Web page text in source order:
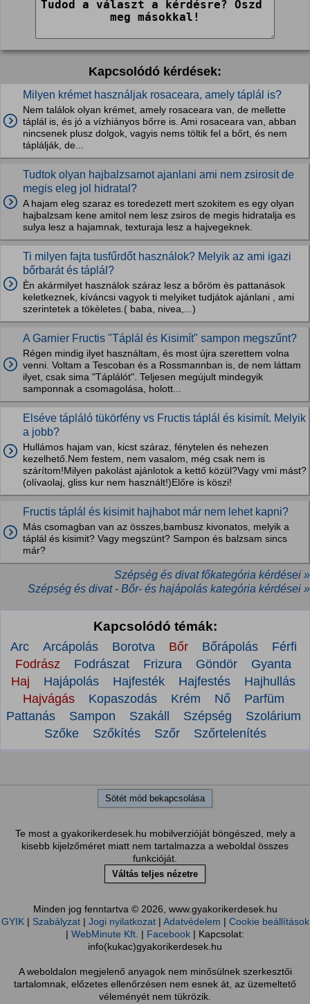
Kapcsolódó kérdések:
Milyen krémet használjak rosaceara, amely táplál is?
Nem találok olyan krémet, amely rosaceara van, de mellette
táplál is, és jó a vízhiányos bőrre is. Ami rosaceara van, abban
nincsenek plusz dolgok, vagyis nems töltik fel a bőrt, és nem
táplálják, de...
Tudtok olyan hajbalzsamot ajanlani ami nem zsirosit de
megis eleg jol hidratal?
A hajam eleg szaraz es toredezett mert szokitem es egy olyan
hajbalzsam kene amitol nem lesz zsiros de megis hidratalja es
sulya lesz a hajamnak, texturaja lesz a hajvegeknek.
Ti milyen fajta tusfűrdőt használok? Melyik az ami igazi
bőrbarát és táplál?
Èn akármilyet használok száraz lesz a bőröm ès pattanások
keletkeznek, kíváncsi vagyok ti melyiket tudjátok ajánlani , ami
szerintetek a tökèletes.( baba, nivea,...)
A Garnier Fructis "Táplál és Kisimít" sampon megszűnt?
Régen mindig ilyet használtam, és most újra szerettem volna
venni. Voltam a Tescoban és a Rossmannban is, de nem láttam
ilyet, csak sima "Táplálót". Teljesen megújult mindegyik
samponnak a csomagolása, holott...
Elséve tápláló tükörfény vs Fructis táplál és kisimít. Melyik
a jobb?
Hullámos hajam van, kicst száraz, fénytelen és nehezen
kezelhető.Nem festem, nem vasalom, még csak nem is
szárítom!Milyen pakolást ajánlotok a kettő közül?Vagy vmi mást?
(olívaolaj, gliss kur nem használt!)Előre is köszi!
Fructis táplál és kisimit hajhabot már nem lehet kapni?
Más csomagban van az összes,bambusz kivonatos, melyik a
táplál és kisimit? Vagy megszünt? Sampon és balzsam sincs
már?
Szépség és divat főkategória kérdései »
Szépség és divat - Bőr- és hajápolás kategória kérdései »
Kapcsolódó témák:
Arc Arcápolás Borotva Bőr Bőrápolás
Férfi
Fodrász
Fodrászat Frizura Göndör
Gyanta
Haj
Hajápolás Hajfesték Hajfestés
Hajhullás
Hajvágás
Kopaszodás Krém Nő
Parfüm
Pattanás
Sampon Szakáll Szépség
Szolárium
Szőke
Szőkítés Szőr Szőrtelenítés
Sötét mód bekapcsolása
Te most a gyakorikerdesek.hu mobilverzióját böngészed, mely a
kisebb kijelzőméret miatt nem tartalmazza a weboldal összes
funkcióját.
Váltás teljes nézetre
Minden jog fenntartva © 2026, www.gyakorikerdesek.hu
GYIK| Szabályzat| Jogi nyilatkozat| Adatvédelem | Cookie beállítások
| WebMinute Kft. | Facebook | Kapcsolat:
info(kukac)gyakorikerdesek.hu
A weboldalon megjelenő anyagok nem minősülnek szerkesztői
tartalomnak, előzetes ellenőrzésen nem esnek át, az üzemeltető
véleményét nem tükrözik.